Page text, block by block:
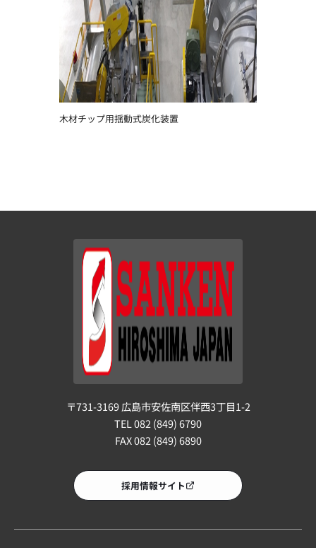
木材チップ用揺動式炭化装置
〒731-3169 広島市安佐南区伴西3丁目1-2
TEL 082 (849) 6790
FAX 082 (849) 6890
採用情報サイト